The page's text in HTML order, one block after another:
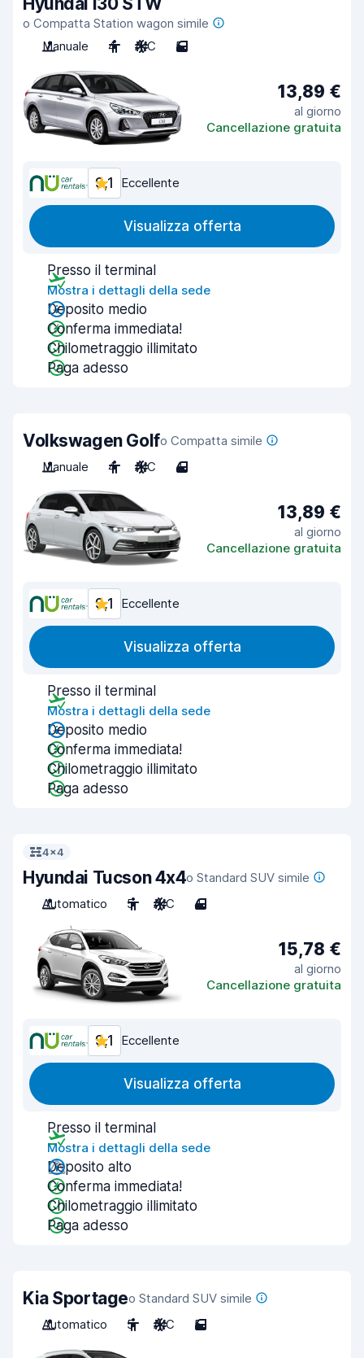
o Compatta Station wagon simile
Manuale
4 A/C 5
13,89 €
al giorno
Cancellazione gratuita
9,1 Eccellente
Visualizza offerta
Presso il terminal
Mostra i dettagli della sede
Deposito medio
Conferma immediata!
Chilometraggio illimitato
Paga adesso
Volkswagen Golfo Compatta simile
Manuale
4 A/C 4
13,89 €
al giorno
Cancellazione gratuita
9,1 Eccellente
Visualizza offerta
Presso il terminal
Mostra i dettagli della sede
Deposito medio
Conferma immediata!
Chilometraggio illimitato
Paga adesso
4x4
Hyundai Tucson 4x4o Standard SUV simile
Automatico
5 A/C 4
15,78 €
al giorno
Cancellazione gratuita
9,1 Eccellente
Visualizza offerta
Presso il terminal
Mostra i dettagli della sede
Deposito alto
Conferma immediata!
Chilometraggio illimitato
Paga adesso
Kia Sportageo Standard SUV simile
Automatico
5 A/C 5